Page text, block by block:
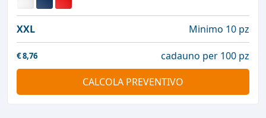
XXL Minimo 10 pz
€8,76
cadauno per 100 pz
CALCOLA PREVENTIVO